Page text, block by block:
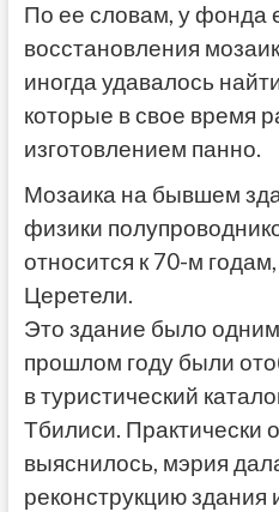
По ее словам, у фонда
восстановления
иногда удавалось
которые в свое время
изготовлением панно.
Мозаика на бывшем
физики
относится к 70-м
Церетели.
Это здание было
прошлом году были
в туристический
Тбилиси. Практически
выяснилось, мэрия
реконструкцию здания